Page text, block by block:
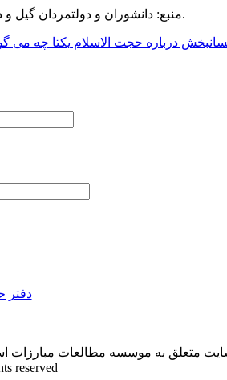
منبع: دانشوران و دولتمردان گیل و دیلم، صادق احسانبخش، نشر: صادقین، رشت، اول، ۱۳۸۰، ص۳۷۲.
درباره حجت الاسلام یکتا چه می
دفتر
متعلق به موسسه مطالعات مبارزات
rights reserved